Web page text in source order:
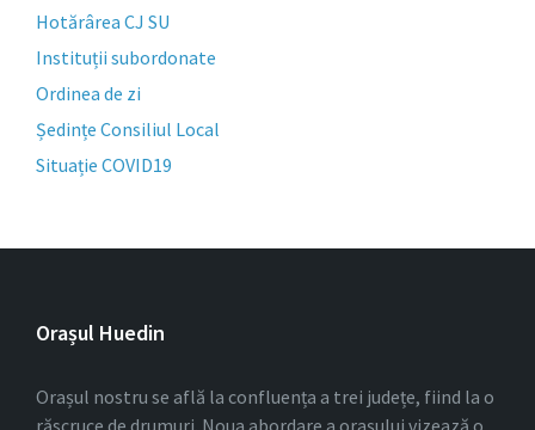
Hotărârea CJ SU
Instituții subordonate
Ordinea de zi
Ședințe Consiliul Local
Situație COVID19
Orașul Huedin
Orașul nostru se află la confluența a trei județe, fiind la o